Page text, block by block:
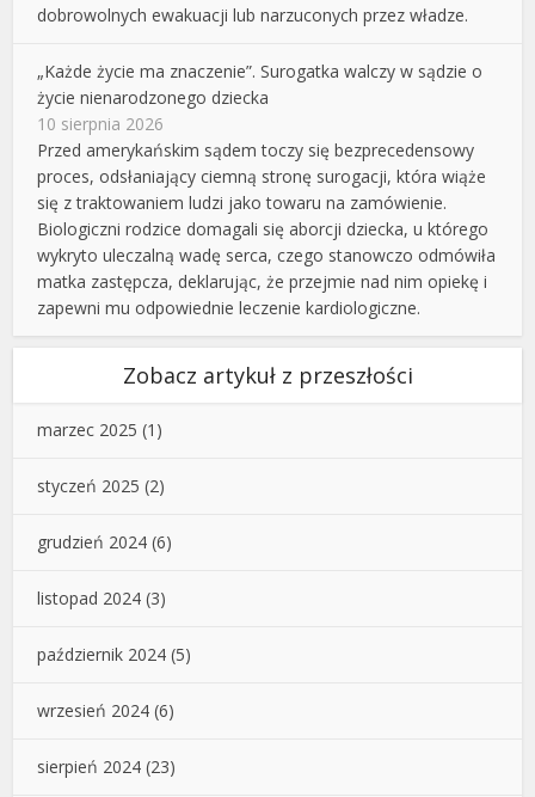
dobrowolnych ewakuacji lub narzuconych przez władze.
„Każde życie ma znaczenie”. Surogatka walczy w sądzie o
życie nienarodzonego dziecka
10 sierpnia 2026
Przed amerykańskim sądem toczy się bezprecedensowy
proces, odsłaniający ciemną stronę surogacji, która wiąże
się z traktowaniem ludzi jako towaru na zamówienie.
Biologiczni rodzice domagali się aborcji dziecka, u którego
wykryto uleczalną wadę serca, czego stanowczo odmówiła
matka zastępcza, deklarując, że przejmie nad nim opiekę i
zapewni mu odpowiednie leczenie kardiologiczne.
Zobacz artykuł z przeszłości
marzec 2025 (1)
styczeń 2025 (2)
grudzień 2024 (6)
listopad 2024 (3)
październik 2024 (5)
wrzesień 2024 (6)
sierpień 2024 (23)